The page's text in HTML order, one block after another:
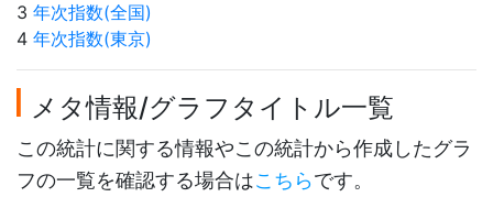
3 年次指数(全国)
4 年次指数(東京)
メタ情報/グラフタイトル一覧
この統計に関する情報やこの統計から作成したグラ
フの一覧を確認する場合はこちらです。